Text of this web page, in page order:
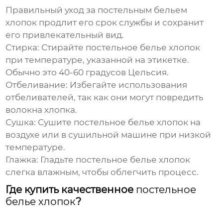
Правильный уход за постельным бельем
хлопок продлит его срок службы и сохранит
его привлекательный вид.
Стирка: Стирайте постельное белье хлопок
при температуре, указанной на этикетке.
Обычно это 40-60 градусов Цельсия.
Отбеливание: Избегайте использования
отбеливателей, так как они могут повредить
волокна хлопка.
Сушка: Сушите постельное белье хлопок на
воздухе или в сушильной машине при низкой
температуре.
Глажка: Гладьте постельное белье хлопок
слегка влажным, чтобы облегчить процесс.
Где купить качественное постельное
белье хлопок?